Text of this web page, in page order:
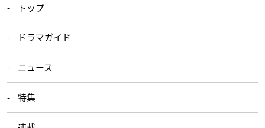
トップ
ドラマガイド
ニュース
特集